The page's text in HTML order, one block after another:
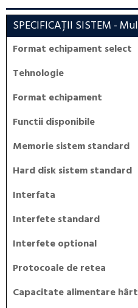
SPECIFICAȚII SISTEM -
Format echipament select
Tehnologie
Format echipament
Functii disponibile
Memorie sistem standard
Hard disk sistem standard
Interfata
Interfete standard
Interfete optional
Protocoale de retea
Capacitate alimentare